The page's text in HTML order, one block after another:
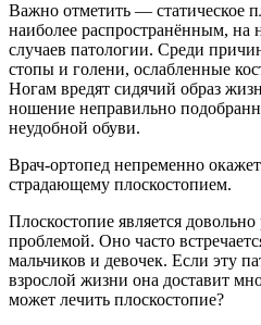
Важно отметить — статическое
наиболее распространённым, на
случаев патологии. Среди
стопы и голени, ослабленные
Ногам вредят сидячий образ
ношение неправильно
неудобной обуви.
Врач-ортопед непременно
страдающему плоскостопием.
Плоскостопие является
проблемой. Оно часто
мальчиков и девочек. Если эту
взрослой жизни она доставит
может лечить плоскостопие?